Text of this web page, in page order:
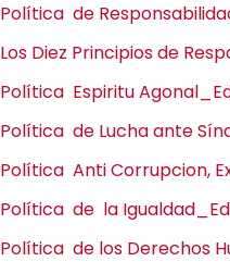
Política de
Los Diez Principios de
Política Espiritu
Política de Lucha ante
Política Anti Corrupcion,
Política de la
Política de los Derechos